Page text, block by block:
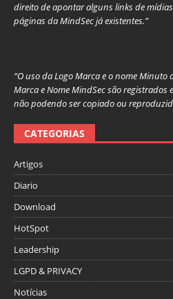
direito de apontar alguns links de
páginas da MindSec já existentes.”
“O uso da Logo Marca e o nome Minuto
Marca e Nome MindSec são registrados
não podendo ser copiado ou
CATEGORIAS
Artigos
Diario
Download
HotSpot
Leadership
LGPD & PRIVACY
Notícias